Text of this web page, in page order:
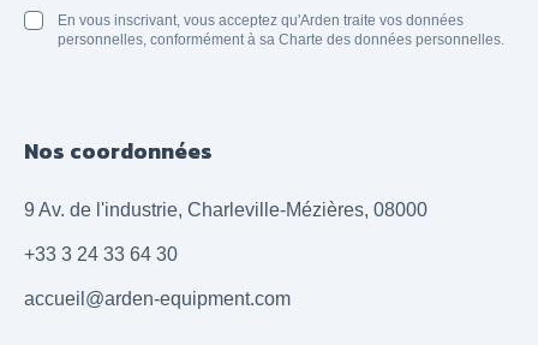
En vous inscrivant, vous acceptez qu'Arden traite vos données
personnelles, conformément à sa Charte des données personnelles.
Nos coordonnées
9 Av. de l'industrie, Charleville-Mézières, 08000
+33 3 24 33 64 30
accueil@arden-equipment.com